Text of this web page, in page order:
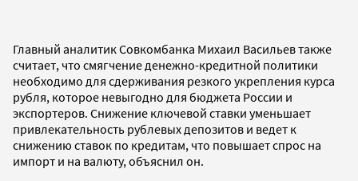
Главный аналитик Совкомбанка Михаил Васильев также
считает, что смягчение денежно-кредитной политики
необходимо для сдерживания резкого укрепления курса
рубля, которое невыгодно для бюджета России и
экспортеров. Снижение ключевой ставки уменьшает
привлекательность рублевых депозитов и ведет к
снижению ставок по кредитам, что повышает спрос на
импорт и на валюту, объяснил он.